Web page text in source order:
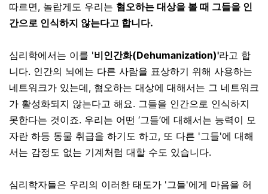
따르면, 놀랍게도 우리는 혐오하는 대상을 볼 때 그들을 인
간으로 인식하지 않는다고 합니다.
심리학에서는 이를 '비인간화(Dehumanization)'라고 합
니다. 인간의 뇌에는 다른 사람을 표상하기 위해 사용하는
네트워크가 있는데, 혐오하는 대상에 대해서는 그 네트워크
가 활성화되지 않는다고 해요. 그들을 인간으로 인식하지
못한다는 것이죠. 우리는 어떤 ‘그들’에 대해서는 능력이 모
자란 하등 동물 취급을 하기도 하고, 또 다른 '그들'에 대해
서는 감정도 없는 기계처럼 대할 수도 있습니다.
심리학자들은 우리의 이러한 태도가 '그들'에게 마음을 허